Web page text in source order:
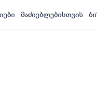
მაძიებლებისთვის